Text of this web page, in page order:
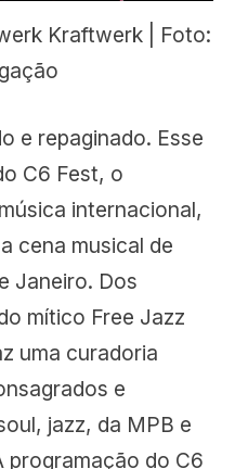
Kraftwerk | Foto:
e repaginado. Esse
C6 Fest, o
internacional,
cena musical de
Janeiro. Dos
mítico Free Jazz
uma curadoria
e
jazz, da MPB e
programação do C6